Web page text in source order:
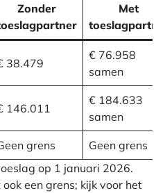
Zonder
Met
38.479
€ 76.958
samen
146.011
€ 184.633
samen
grens
Geen grens
op 1 januari 2026.
een grens; kijk voor het